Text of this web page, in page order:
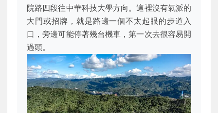
院路四段往中華科技大學方向。這裡沒有氣派的
大門或招牌，就是路邊一個不太起眼的步道入
口，旁邊可能停著幾台機車，第一次去很容易開
過頭。